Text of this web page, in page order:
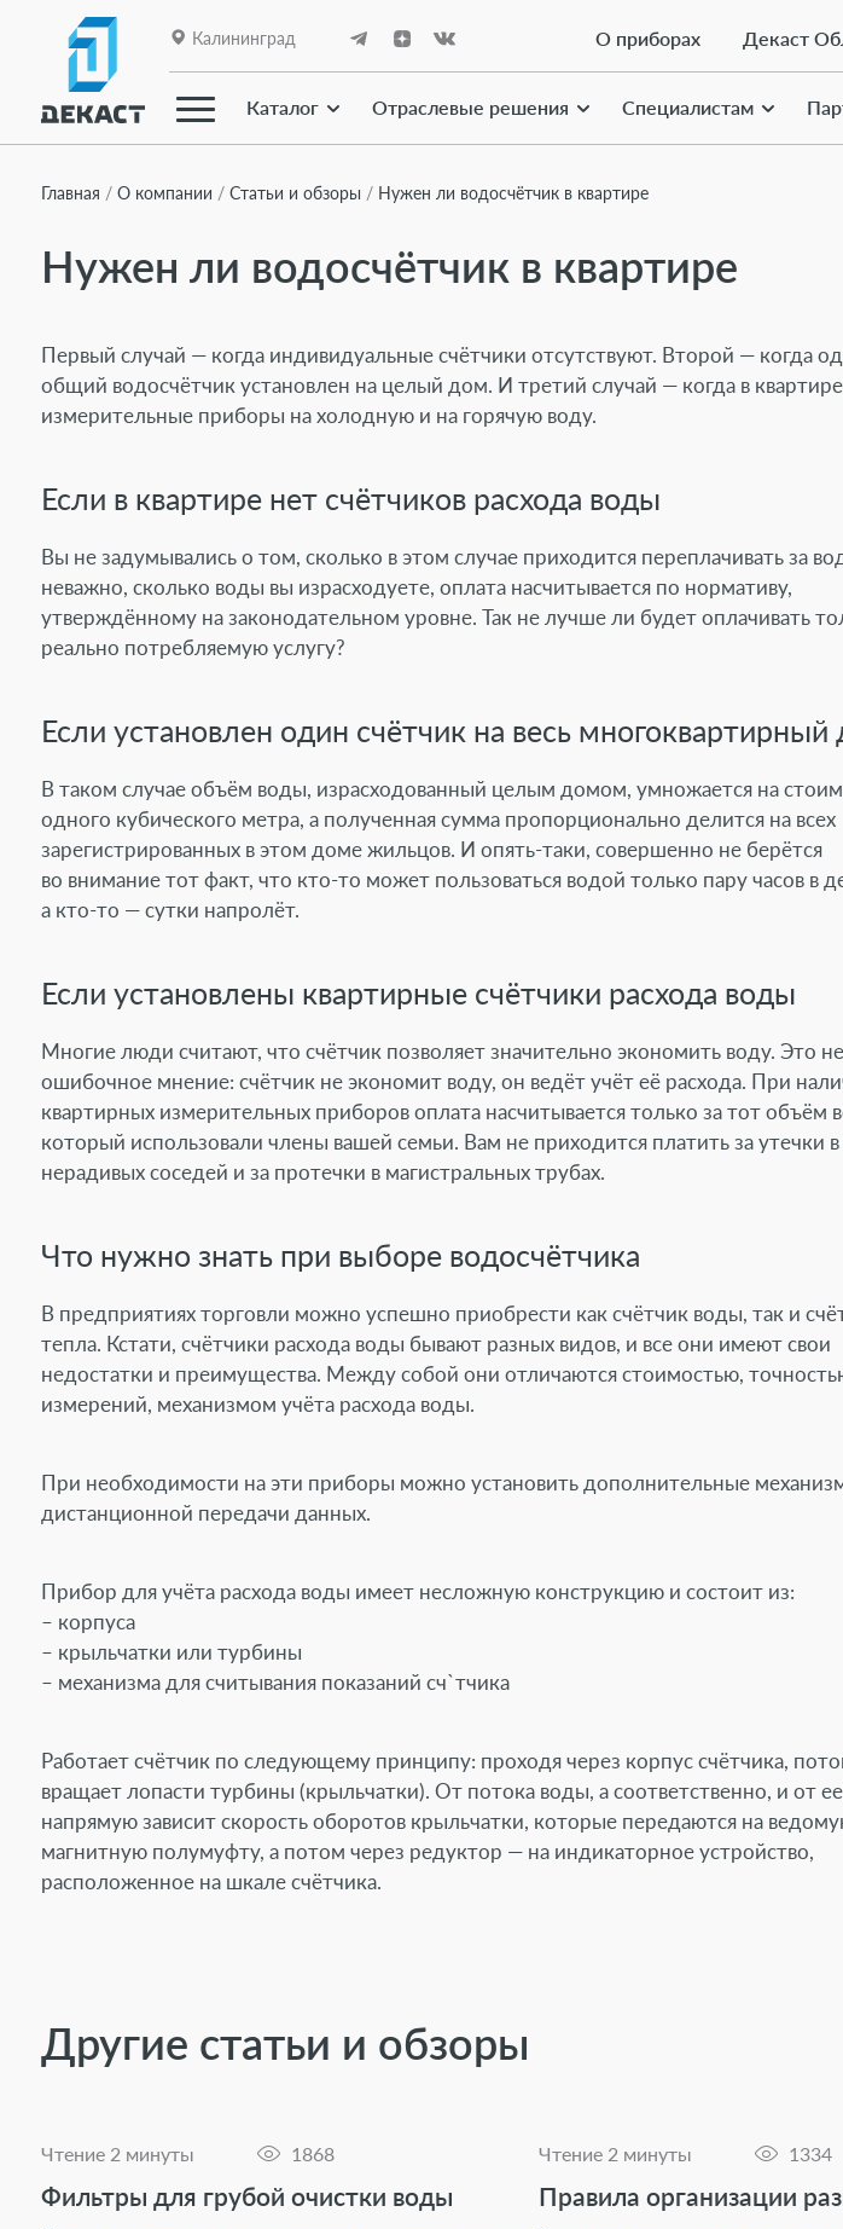
Калининград О приборах Декаст
Каталог Отраслевые решения Специалистам
О компании
Каталог
Линейки приборов
Отраслевые решения
Технологии передачи данных
Дилерам
Специалистам
Программное обеспечение
NB-IoT
Сервис и поддержка
Работа в компании
Контакты
Главная О компании Статьи и обзоры Нужен ли водосчётчик в квартире
Нужен ли водосчётчик в квартире
Первый случай — когда индивидуальные счётчики отсутствуют. Второй — когда
общий водосчётчик установлен на целый дом. И третий случай — когда в
измерительные приборы на холодную и на горячую воду.
Если в квартире нет счётчиков расхода воды
Вы не задумывались о том, сколько в этом случае приходится переплачивать за
неважно, сколько воды вы израсходуете, оплата насчитывается по нормативу,
утверждённому на законодательном уровне. Так не лучше ли будет оплачивать
реально потребляемую услугу?
Если установлен один счётчик на весь многоквартирный
В таком случае объём воды, израсходованный целым домом, умножается на
одного кубического метра, а полученная сумма пропорционально делится на всех
зарегистрированных в этом доме жильцов. И опять-таки, совершенно не берётся
во внимание тот факт, что кто-то может пользоваться водой только пару часов в
а кто-то — сутки напролёт.
Если установлены квартирные счётчики расхода воды
Многие люди считают, что счётчик позволяет значительно экономить воду. Это
ошибочное мнение: счётчик не экономит воду, он ведёт учёт её расхода. При
квартирных измерительных приборов оплата насчитывается только за тот объём
который использовали члены вашей семьи. Вам не приходится платить за утечки в
нерадивых соседей и за протечки в магистральных трубах.
Что нужно знать при выборе водосчётчика
В предприятиях торговли можно успешно приобрести как счётчик воды, так и
тепла. Кстати, счётчики расхода воды бывают разных видов, и все они имеют свои
недостатки и преимущества. Между собой они отличаются стоимостью,
измерений, механизмом учёта расхода воды.
При необходимости на эти приборы можно установить дополнительные
дистанционной передачи данных.
Прибор для учёта расхода воды имеет несложную конструкцию и состоит из:
– корпуса
– крыльчатки или турбины
– механизма для считывания показаний сч`тчика
Работает счётчик по следующему принципу: проходя через корпус счётчика,
вращает лопасти турбины (крыльчатки). От потока воды, а соответственно, и от
напрямую зависит скорость оборотов крыльчатки, которые передаются на
магнитную полумуфту, а потом через редуктор — на индикаторное устройство,
расположенное на шкале счётчика.
Другие статьи и обзоры
Чтение 2 минуты 1868
Фильтры для грубой очистки воды
Чтение 2 минуты 1334
Правила организации